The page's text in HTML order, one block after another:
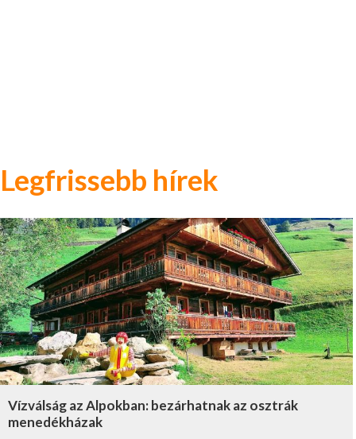
Legfrissebb hírek
Vízválság az Alpokban: bezárhatnak az osztrák
menedékházak